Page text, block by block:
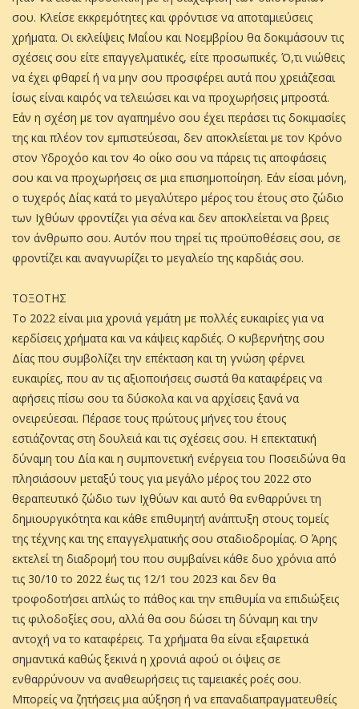
σου. Κλείσε εκκρεμότητες και φρόντισε να αποταμιεύσεις
χρήματα. Οι εκλείψεις Μαΐου και Νοεμβρίου θα δοκιμάσουν τις
σχέσεις σου είτε επαγγελματικές, είτε προσωπικές. Ό,τι νιώθεις
να έχει φθαρεί ή να μην σου προσφέρει αυτά που χρειάζεσαι
ίσως είναι καιρός να τελειώσει και να προχωρήσεις μπροστά.
Εάν η σχέση με τον αγαπημένο σου έχει περάσει τις δοκιμασίες
της και πλέον τον εμπιστεύεσαι, δεν αποκλείεται με τον Κρόνο
στον Υδροχόο και τον 4ο οίκο σου να πάρεις τις αποφάσεις
σου και να προχωρήσεις σε μια επισημοποίηση. Εάν είσαι μόνη,
ο τυχερός Δίας κατά το μεγαλύτερο μέρος του έτους στο ζώδιο
των Ιχθύων φροντίζει για σένα και δεν αποκλείεται να βρεις
τον άνθρωπο σου. Αυτόν που τηρεί τις προϋποθέσεις σου, σε
φροντίζει και αναγνωρίζει το μεγαλείο της καρδιάς σου.
ΤΟΞΟΤΗΣ
Το 2022 είναι μια χρονιά γεμάτη με πολλές ευκαιρίες για να
κερδίσεις χρήματα και να κάψεις καρδιές. Ο κυβερνήτης σου
Δίας που συμβολίζει την επέκταση και τη γνώση φέρνει
ευκαιρίες, που αν τις αξιοποιήσεις σωστά θα καταφέρεις να
αφήσεις πίσω σου τα δύσκολα και να αρχίσεις ξανά να
ονειρεύεσαι. Πέρασε τους πρώτους μήνες του έτους
εστιάζοντας στη δουλειά και τις σχέσεις σου. Η επεκτατική
δύναμη του Δία και η συμπονετική ενέργεια του Ποσειδώνα θα
πλησιάσουν μεταξύ τους για μεγάλο μέρος του 2022 στο
θεραπευτικό ζώδιο των Ιχθύων και αυτό θα ενθαρρύνει τη
δημιουργικότητα και κάθε επιθυμητή ανάπτυξη στους τομείς
της τέχνης και της επαγγελματικής σου σταδιοδρομίας. Ο Άρης
εκτελεί τη διαδρομή του που συμβαίνει κάθε δυο χρόνια από
τις 30/10 το 2022 έως τις 12/1 του 2023 και δεν θα
τροφοδοτήσει απλώς το πάθος και την επιθυμία να επιδιώξεις
τις φιλοδοξίες σου, αλλά θα σου δώσει τη δύναμη και την
αντοχή να το καταφέρεις. Τα χρήματα θα είναι εξαιρετικά
σημαντικά καθώς ξεκινά η χρονιά αφού οι όψεις σε
ενθαρρύνουν να αναθεωρήσεις τις ταμειακές ροές σου.
Μπορείς να ζητήσεις μια αύξηση ή να επαναδιαπραγματευθείς